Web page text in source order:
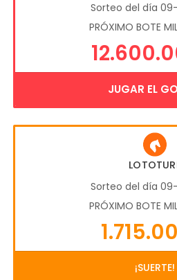
Sorteo del día
PRÓXIMO BOTE
JUGAR EL
Sorteo del día
PRÓXIMO BOTE
¡SUERTE!